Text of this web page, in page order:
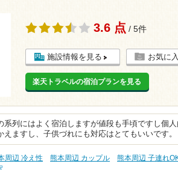
3.6 点 / 5件
施設情報を見る お気に
楽天トラベルの宿泊プランを見る
系列にはよく宿泊しますが値段も手頃ですし個
えますし、子供づれにも対応はとてもいいです
周辺 冷え性 熊本周辺 カップル 熊本周辺 子連れ